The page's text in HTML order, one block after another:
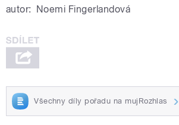
autor: Noemi Fingerlandová
Všechny díly pořadu na mujRozhlas